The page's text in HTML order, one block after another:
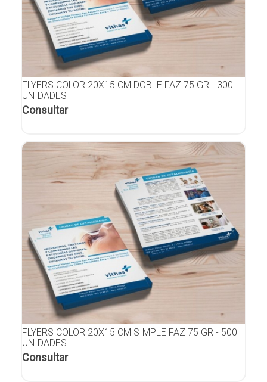
FLYERS COLOR 20X15 CM DOBLE FAZ 75 GR - 300
UNIDADES
Consultar
FLYERS COLOR 20X15 CM SIMPLE FAZ 75 GR - 500
UNIDADES
Consultar